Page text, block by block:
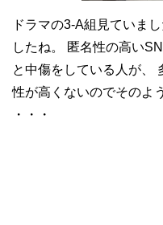
ドラマの3-A組見ていま
したね。 匿名性の高い
と中傷をしている人が、
性が高くないのでそのよ
・・・